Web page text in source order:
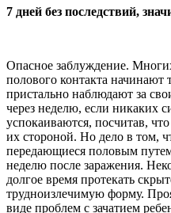
7 дней без последствий,
Опасное заблуждение.
полового контакта
пристально наблюдают за
через неделю, если никаких
успокаиваются, посчитав,
их стороной. Но дело в том,
передающиеся половым
неделю после заражения.
долгое время протекать
трудноизлечимую форму.
виде проблем с зачатием